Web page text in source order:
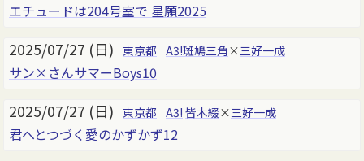
エチュードは204号室で 星願2025
2025/07/27 (日) 東京都 A3!斑鳩三角×三好一成
サン×さんサマーBoys10
2025/07/27 (日) 東京都 A3! 皆木綴×三好一成
君へとつづく愛のかずかず12